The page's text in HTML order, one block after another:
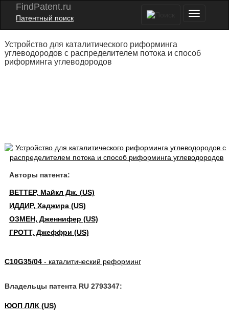
FindPatent.ru
Патентный поиск
Устройство для каталитического риформинга
углеводородов с распределителем потока и способ
риформинга углеводородов
Авторы патента:
ВЕТТЕР, Майкл Дж. (US)
ИДДИР, Хаджира (US)
ОЗМЕН, Дженнифер (US)
ГРОТТ, Джеффри (US)
C10G35/04- каталитический реформинг
Владельцы патента RU 2793347:
ЮОП ЛЛК (US)